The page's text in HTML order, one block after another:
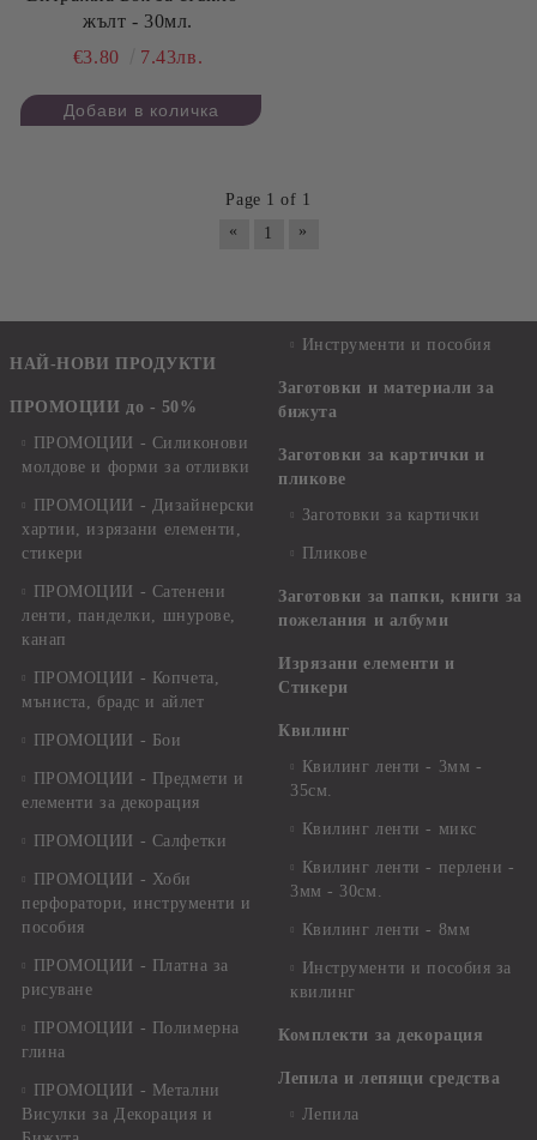
жълт - 30мл.
€3.80
7.43лв.
Page 1 of 1
«
1 »
НАЙ-НОВИ ПРОДУКТИ
ПРОМОЦИИ до - 50%
ПРОМОЦИИ - Силиконови
молдове и форми за отливки
ПРОМОЦИИ - Дизайнерски
хартии, изрязани елементи,
стикери
ПРОМОЦИИ - Сатенени
ленти, панделки, шнурове,
канап
ПРОМОЦИИ - Копчета,
мъниста, брадс и айлет
ПРОМОЦИИ - Бои
ПРОМОЦИИ - Предмети и
елементи за декорация
ПРОМОЦИИ - Салфетки
ПРОМОЦИИ - Хоби
перфоратори, инструменти и
пособия
ПРОМОЦИИ - Платна за
рисуване
ПРОМОЦИИ - Полимерна
глина
ПРОМОЦИИ - Метални
Висулки за Декорация и
Инструменти и пособия
Заготовки и материали за
бижута
Заготовки за картички и
пликове
Заготовки за картички
Пликове
Заготовки за папки, книги за
пожелания и албуми
Изрязани елементи и
Стикери
Квилинг
Квилинг ленти - 3мм -
35см.
Квилинг ленти - микс
Квилинг ленти - перлени -
3мм - 30см.
Квилинг ленти - 8мм
Инструменти и пособия за
квилинг
Комплекти за декорация
Лепила и лепящи средства
Лепила